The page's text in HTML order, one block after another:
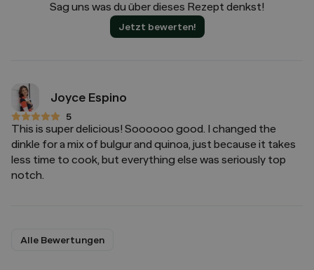
Sag uns was du über dieses Rezept denkst!
Jetzt bewerten!
Joyce Espino
5
5 von 5 Sternen
This is super delicious! Soooooo good. I changed the
dinkle for a mix of bulgur and quinoa, just because it takes
less time to cook, but everything else was seriously top
notch.
Alle Bewertungen